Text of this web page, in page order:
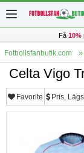
Få 10%
Fotbollsfanbutik.com
Celta Vigo
Favorite Pris,